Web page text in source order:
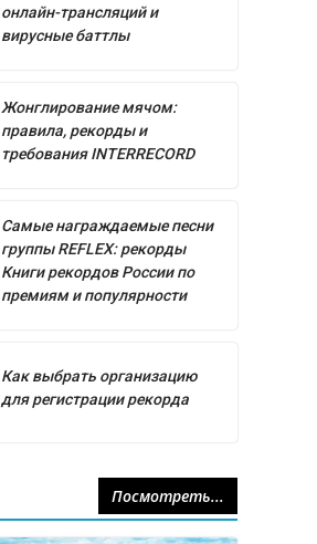
онлайн-трансляций и
вирусные баттлы
Жонглирование мячом:
правила, рекорды и
требования INTERRECORD
Самые награждаемые песни
группы REFLEX: рекорды
Книги рекордов России по
премиям и популярности
Как выбрать организацию
для регистрации рекорда
Посмотреть...